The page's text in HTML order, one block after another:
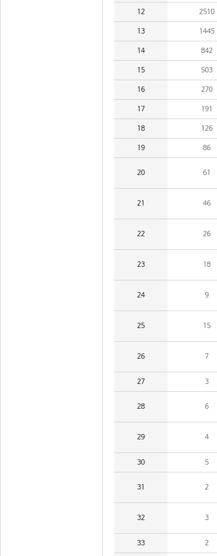
12 2510
13 1445
14 842
15 503
16 270
17 191
18 126
19 86
20 61
21 46
22 26
23 18
24 9
25 15
26 7
27 3
28 6
29 4
30 5
31 2
32 3
33 2